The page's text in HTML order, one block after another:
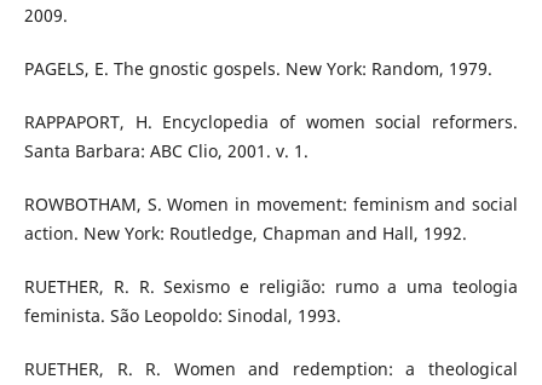
2009.
PAGELS, E. The gnostic gospels. New York: Random, 1979.
RAPPAPORT, H. Encyclopedia of women social reformers.
Santa Barbara: ABC Clio, 2001. v. 1.
ROWBOTHAM, S. Women in movement: feminism and social
action. New York: Routledge, Chapman and Hall, 1992.
RUETHER, R. R. Sexismo e religião: rumo a uma teologia
feminista. São Leopoldo: Sinodal, 1993.
RUETHER, R. R. Women and redemption: a theological